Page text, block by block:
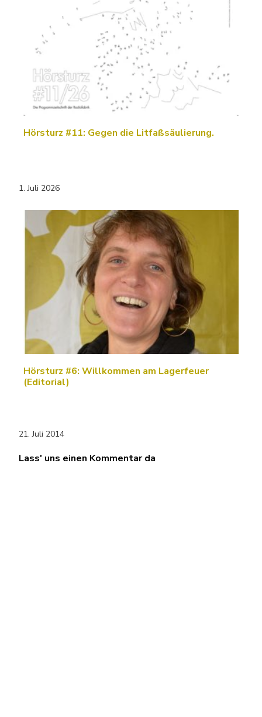
Hörsturz #11: Gegen die Litfaßsäulierung.
1. Juli 2026
Hörsturz #6: Willkommen am Lagerfeuer
(Editorial)
21. Juli 2014
Lass' uns einen Kommentar da